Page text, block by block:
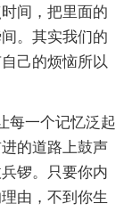
间，把里面的
。其实我们的
己的烦恼所以
每一个记忆泛起
的道路上鼓声
锣。只要你内
由，不到你生